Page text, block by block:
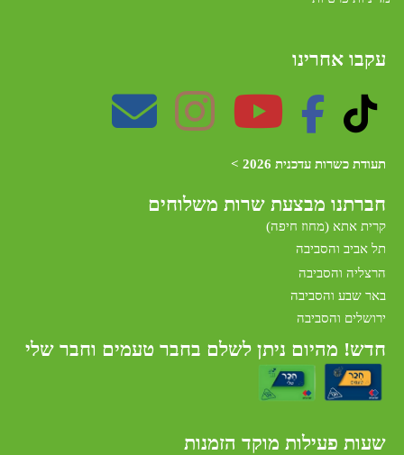
עקבו אחרינו
תעודת כשרות עדכנית 2026 >
חברתנו מבצעת שרות משלוחים
קרית אתא (מחוז חיפה)
תל אביב והסביבה
הרצליה והסביבה
באר שבע והסביבה
ירושלים והסביבה
חדש! מהיום ניתן לשלם בחבר טעמים וחבר שלי
שעות פעילות מוקד הזמנות